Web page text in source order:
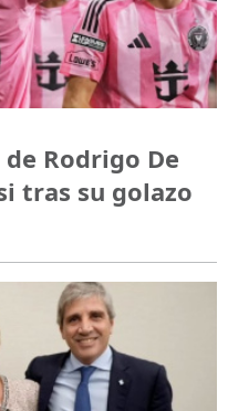
Rodrigo De
tras su golazo